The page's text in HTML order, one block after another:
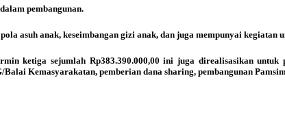
pembangunan.
asuh anak, keseimbangan gizi anak, dan juga mempunyai kegiatan
ketiga sejumlah Rp383.390.000,00 ini juga direalisasikan
Balai Kemasyarakatan, pemberian dana sharing, pembangunan